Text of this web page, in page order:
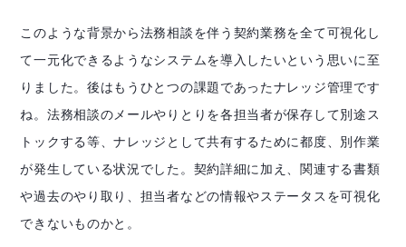
このような背景から法務相談を伴う契約業務を全て可視化し
て一元化できるようなシステムを導入したいという思いに至
りました。後はもうひとつの課題であったナレッジ管理です
ね。法務相談のメールやりとりを各担当者が保存して別途ス
トックする等、ナレッジとして共有するために都度、別作業
が発生している状況でした。契約詳細に加え、関連する書類
や過去のやり取り、担当者などの情報やステータスを可視化
できないものかと。